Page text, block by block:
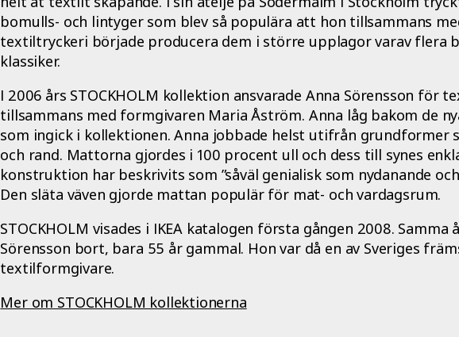
bomulls- och lintyger som blev så populära att hon tillsammans
textiltryckeri började producera dem i större upplagor varav flera
klassiker.
I 2006 års STOCKHOLM kollektion ansvarade Anna Sörensson för
tillsammans med formgivaren Maria Åström. Anna låg bakom de
som ingick i kollektionen. Anna jobbade helst utifrån grundformer
och rand. Mattorna gjordes i 100 procent ull och dess till synes
konstruktion har beskrivits som ”såväl genialisk som nydanande och
Den släta väven gjorde mattan populär för mat- och vardagsrum.
STOCKHOLM visades i IKEA katalogen första gången 2008. Samma
Sörensson bort, bara 55 år gammal. Hon var då en av Sveriges
textilformgivare.
Mer om STOCKHOLM kollektionerna